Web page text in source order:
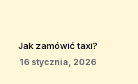
Jak zamówić taxi?
16 stycznia, 2026